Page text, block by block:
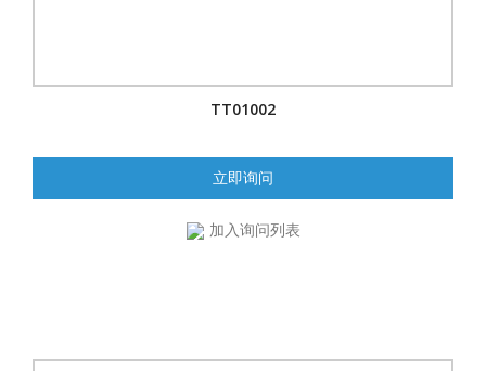
TT01002
立即询问
加入询问列表